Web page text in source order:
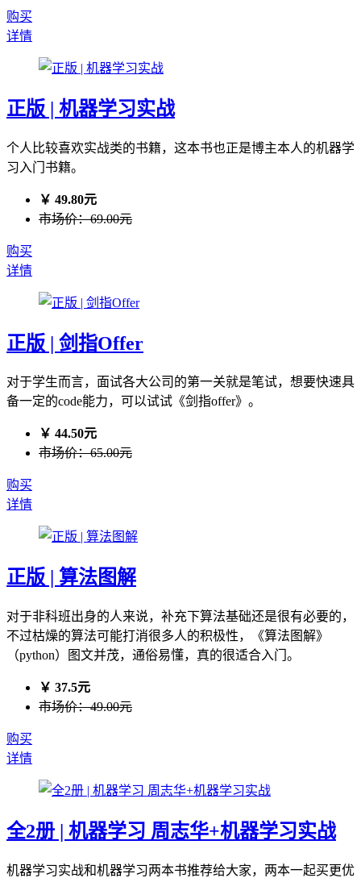
购买
详情
正版 | 机器学习实战
个人比较喜欢实战类的书籍，这本书也正是博主本人的机器学
习入门书籍。
￥ 49.80元
市场价：69.00元
购买
详情
正版 | 剑指Offer
对于学生而言，面试各大公司的第一关就是笔试，想要快速具
备一定的code能力，可以试试《剑指offer》。
￥ 44.50元
市场价：65.00元
购买
详情
正版 | 算法图解
对于非科班出身的人来说，补充下算法基础还是很有必要的，
不过枯燥的算法可能打消很多人的积极性，《算法图解》
（python）图文并茂，通俗易懂，真的很适合入门。
￥ 37.5元
市场价：49.00元
购买
详情
全2册 | 机器学习 周志华+机器学习实战
机器学习实战和机器学习两本书推荐给大家，两本一起买更优